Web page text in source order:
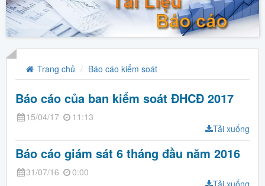
Trang chủ Báo cáo kiểm soát
Báo cáo của ban kiểm soát ĐHCĐ 2017
15/04/17
11:13
Tải xuống
Báo cáo giám sát 6 tháng đầu năm 2016
31/07/16
0:00
Tải xuống